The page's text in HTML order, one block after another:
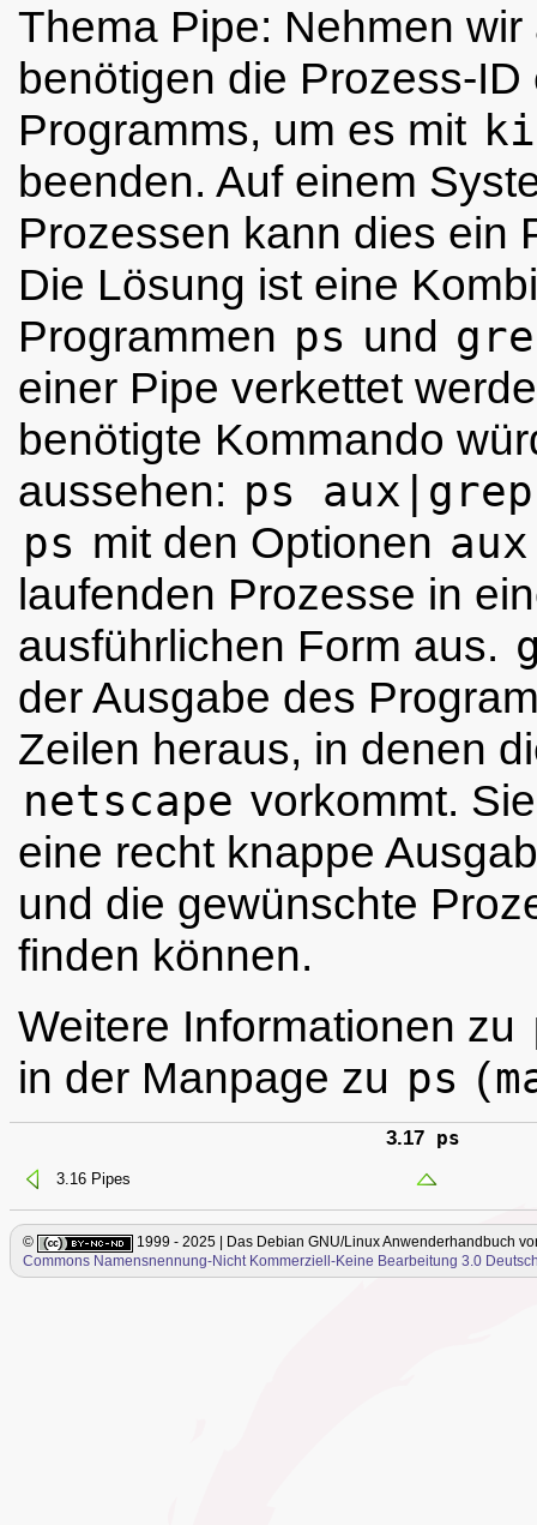
Thema Pipe: Nehmen wir
benötigen die Prozess-ID
Programms, um es mit
beenden. Auf einem
Prozessen kann dies ein
Die Lösung ist eine
Programmen ps und
einer Pipe verkettet
benötigte Kommando
aussehen: ps
ps mit den Optionen aux
laufenden Prozesse in
ausführlichen Form aus.
der Ausgabe des
Zeilen heraus, in denen
netscape vorkommt.
eine recht knappe
und die gewünschte
finden können.
Weitere Informationen zu
in der Manpage zu ps (
3.17 ps
3.16 Pipes
© 1999 - 2025 | Das Debian GNU/Linux Anwenderhandbuch
Commons Namensnennung-Nicht Kommerziell-Keine Bearbeitung 3.0